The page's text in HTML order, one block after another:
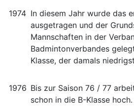
1974 In diesem Jahr wurde das
ausgetragen und der
Mannschaften in der
Badmintonverbandes
Klasse, der damals
1976 Bis zur Saison 76 / 77
schon in die B-Klasse hoch.